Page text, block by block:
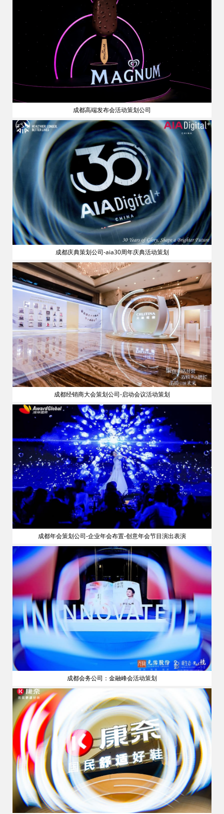
成都高端发布会活动策划公司
成都庆典策划公司-aia30周年庆典活动策划
成都经销商大会策划公司-启动会议活动策划
成都年会策划公司-企业年会布置-创意年会节目演出表演
成都会务公司：金融峰会活动策划